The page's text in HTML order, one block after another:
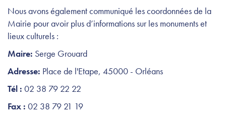
Nous avons également communiqué les coordonnées de la
Mairie pour avoir plus d’informations sur les monuments et
lieux culturels :
Maire: Serge Grouard
Adresse: Place de l'Etape, 45000 - Orléans
Tél : 02 38 79 22 22
Fax : 02 38 79 21 19